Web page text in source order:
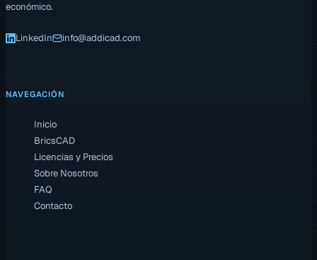
económico.
LinkedIn info@addicad.com
NAVEGACIÓN
Inicio
BricsCAD
Licencias y Precios
Sobre Nosotros
FAQ
Contacto